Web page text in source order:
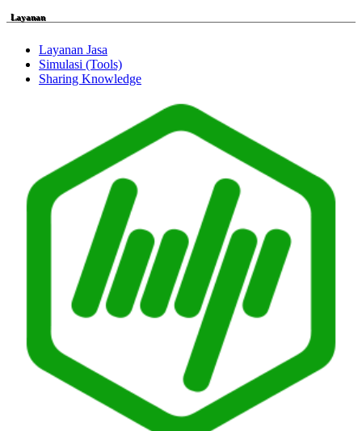
Layanan
Layanan Jasa
Simulasi (Tools)
Sharing Knowledge